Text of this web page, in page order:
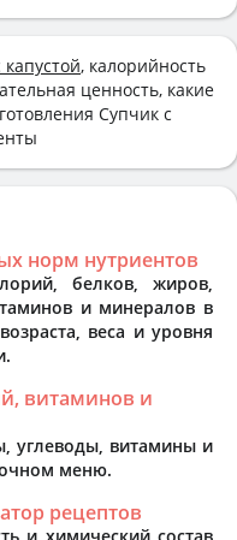
, калорийность
ценность, какие
Супчик с
норм нутриентов
белков, жиров,
и минералов в
веса и уровня
витаминов и
углеводы, витамины и
меню.
рецептов